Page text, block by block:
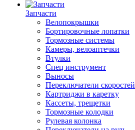
Запчасти
Велопокрышки
Бортировочные лопатки
Тормозные системы
Камеры, велоаптечки
Втулки
Спец инструмент
Выносы
Переключатели скоростей
Картриджи в каретку
Кассеты, трещетки
Тормозные колодки
Рулевая колонка